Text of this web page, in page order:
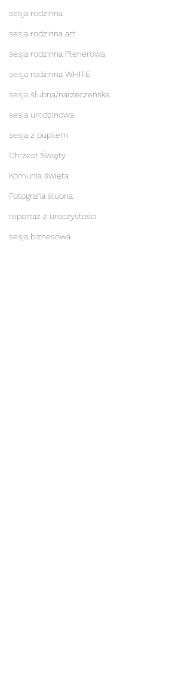
sesja rodzinna
sesja rodzinna art
sesja rodzinna Plenerowa
sesja rodzinna WHITE
sesja ślubna/narzeczeńska
sesja urodzinowa
sesja z pupilem
Chrzest Święty
Komunia święta
Fotografia ślubna
reportaż z uroczystości
sesja biznesowa